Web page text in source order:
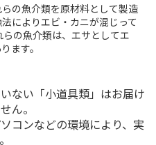
の魚介類を原材料として製造
によりエビ・カニが混じって
の魚介類は、エサとしてエ
ます。
ない「小道具類」はお届け
ん。
コンなどの環境により、実